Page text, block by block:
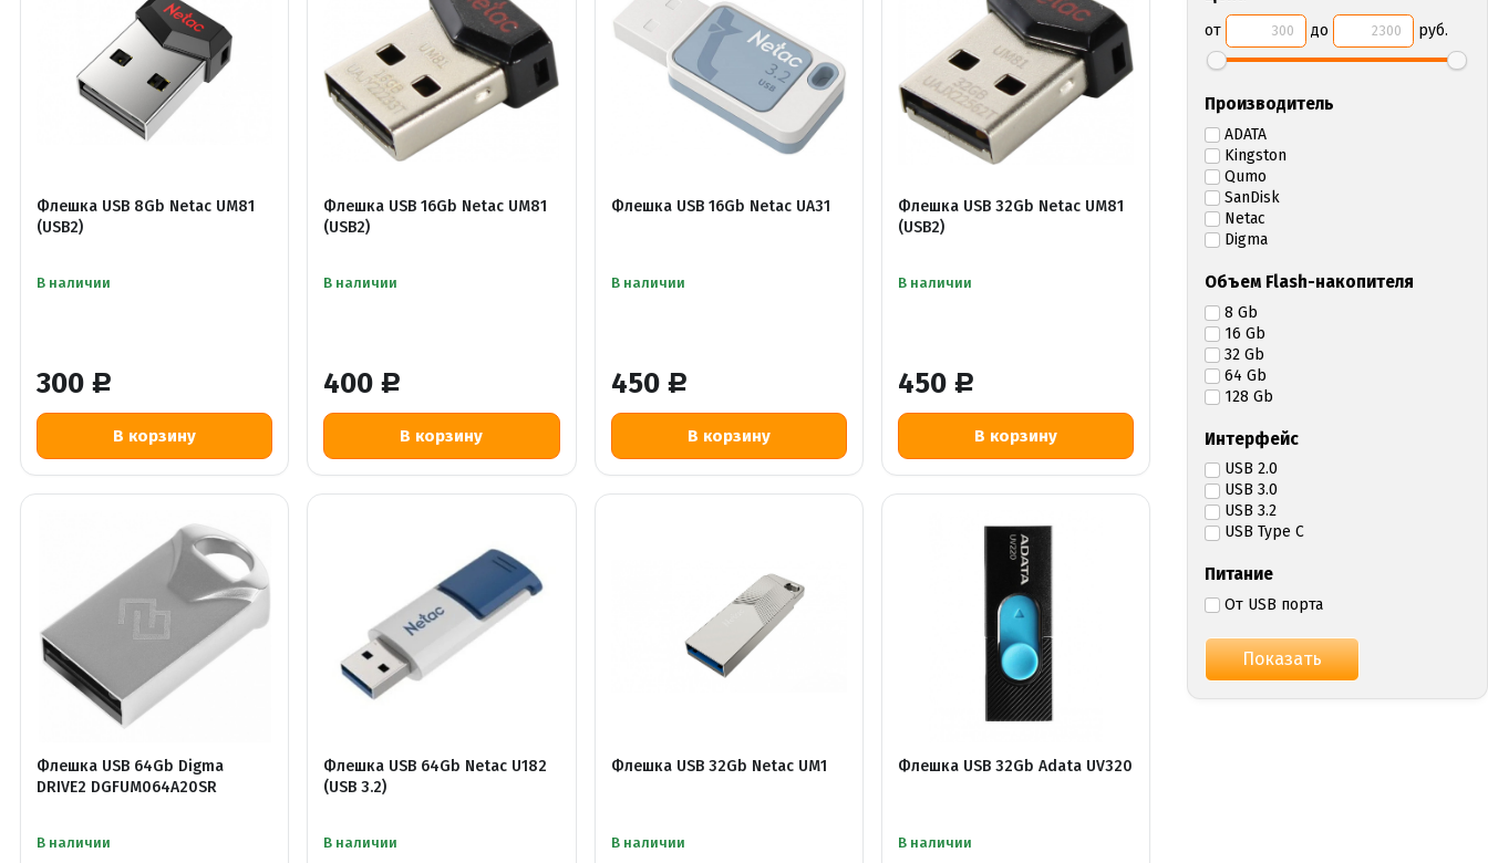
от до руб.
Производитель
ADATA
Kingston
Qumo
SanDisk
Netac
Digma
Объем Flash-накопителя
8 Gb
16 Gb
32 Gb
64 Gb
128 Gb
Интерфейс
USB 2.0
USB 3.0
USB 3.2
USB Type C
Питание
От USB порта
300 Р
Флешка USB 8Gb Netac UM81
(USB2)
В наличии
400 Р
Флешка USB 16Gb Netac UM81
(USB2)
В наличии
450 Р
Флешка USB 16Gb Netac UA31
В наличии
450 Р
Флешка USB 32Gb Netac UM81
(USB2)
В наличии
Флешка USB 64Gb Digma
DRIVE2 DGFUM064A20SR
В наличии
Флешка USB 64Gb Netac U182
(USB 3.2)
В наличии
Флешка USB 32Gb Netac UM1
В наличии
Флешка USB 32Gb Adata UV320
В наличии